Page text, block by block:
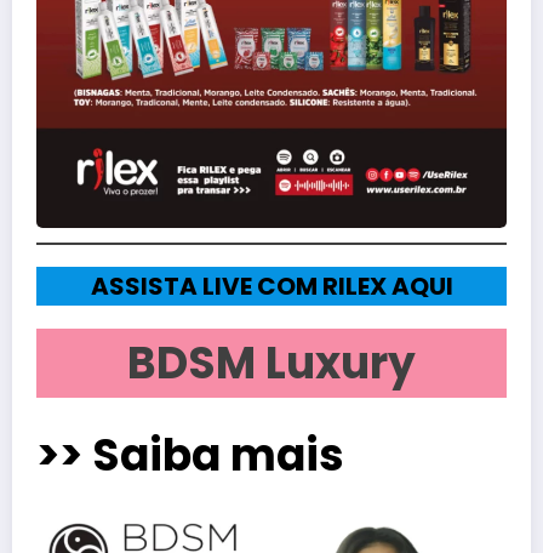
ASSISTA LIVE COM RILEX AQUI
BDSM Luxury
>> Saiba mais